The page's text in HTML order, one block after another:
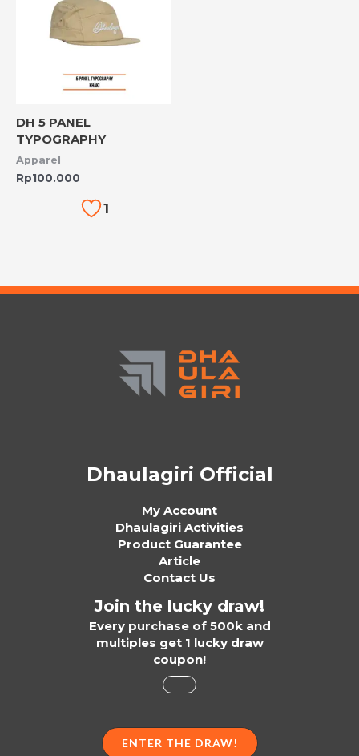
DH 5 PANEL
TYPOGRAPHY
Apparel
Rp100.000
1
Dhaulagiri Official
My Account
Dhaulagiri Activities
Product Guarantee
Article
Contact Us
Join the lucky draw!
Every purchase of 500k and
multiples get 1 lucky draw
coupon!
ENTER THE DRAW!